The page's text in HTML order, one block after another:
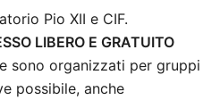
Pio XII e CIF.
LIBERO E GRATUITO
e sono organizzati per gruppi
possibile, anche